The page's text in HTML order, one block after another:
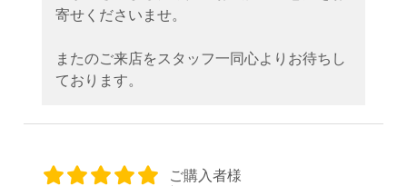
寄せくださいませ。
またのご来店をスタッフ一同心よりお待ちし
ております。
ご購入者様